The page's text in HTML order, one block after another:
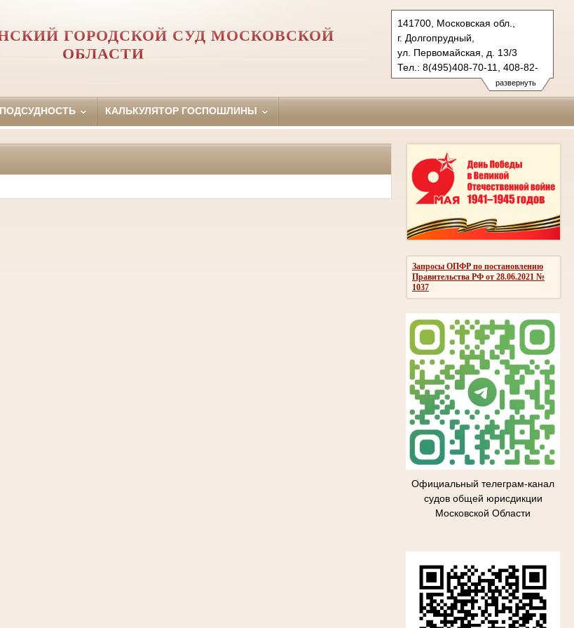
развернуть
141700, Московская обл.,
г. Долгопрудный,
ул. Первомайская, д. 13/3
Тел.: 8(495)408-70-11, 408-82-
12.
dolgoprudniy.mo@sudrf.ru
ГОРОДСКОЙ СУД МОСКОВСКОЙ
ОБЛАСТИ
КАЛЬКУЛЯТОР ГОСПОШЛИНЫ
Запросы ОПФР по постановлению
Правительства РФ от 28.06.2021 №
1037
Официальный телеграм-канал
судов общей юрисдикции
Московской Области